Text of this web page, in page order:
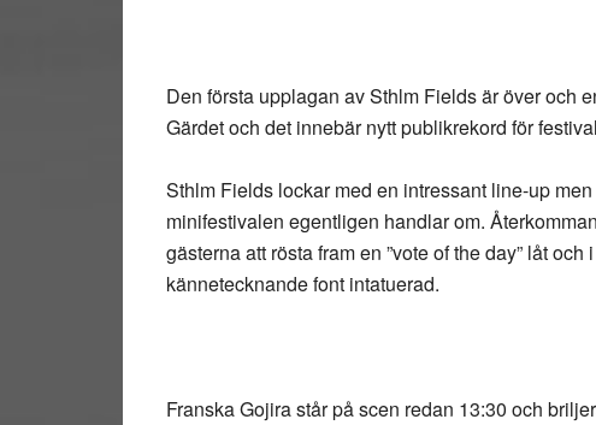
Den första upplagan av Sthlm Fields är över och
Gärdet och det innebär nytt publikrekord för
Sthlm Fields lockar med en intressant line-up
minifestivalen egentligen handlar om.
gästerna att rösta fram en ”vote of the day” låt
kännetecknande font intatuerad.
FranskaGojirastår på scen redan 13:30 och